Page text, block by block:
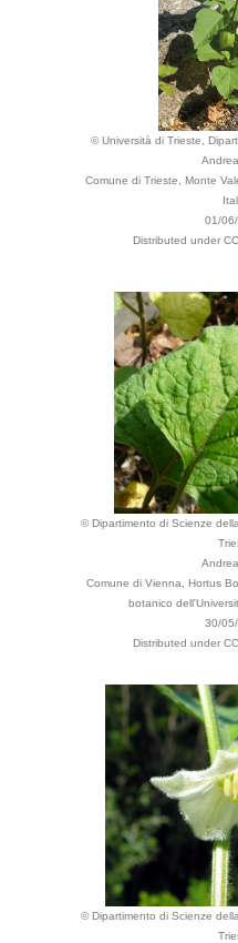
© Università di Trieste,
Comune di Trieste, Monte
01/
Distributed under
© Dipartimento di Scienze
Comune di Vienna, Hortus
botanico
30/
Distributed under
© Dipartimento di Scienze